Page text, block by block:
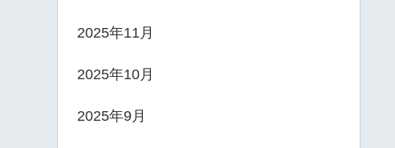
2025年11月
2025年10月
2025年9月